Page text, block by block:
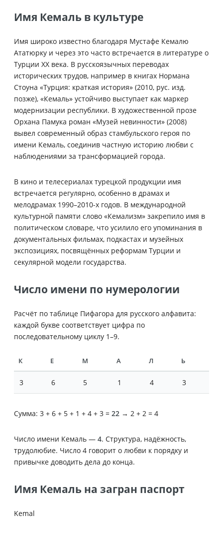
Имя Кемаль в культуре
Имя широко известно благодаря Мустафе Кемалю
Ататюрку и через это часто встречается в литературе о
Турции XX века. В русскоязычных переводах
исторических трудов, например в книгах Нормана
Стоуна «Турция: краткая история» (2010, рус. изд.
позже), «Кемаль» устойчиво выступает как маркер
модернизации республики. В художественной прозе
Орхана Памука роман «Музей невинности» (2008)
вывел современный образ стамбульского героя по
имени Кемаль, соединив частную историю любви с
наблюдениями за трансформацией города.
В кино и телесериалах турецкой продукции имя
встречается регулярно, особенно в драмах и
мелодрамах 1990–2010-х годов. В международной
культурной памяти слово «Кемализм» закрепило имя в
политическом словаре, что усилило его упоминания в
документальных фильмах, подкастах и музейных
экспозициях, посвящённых реформам Турции и
секулярной модели государства.
Число имени по нумерологии
Расчёт по таблице Пифагора для русского алфавита:
каждой букве соответствует цифра по
последовательному циклу 1–9.
К Е М А Л Ь
3 6 5 1 4 3
Сумма: 3 + 6 + 5 + 1 + 4 + 3 = 22 → 2 + 2 = 4
Число имени Кемаль — 4. Структура, надёжность,
трудолюбие. Число 4 говорит о любви к порядку и
привычке доводить дела до конца.
Имя Кемаль на загран паспорт
Kemal